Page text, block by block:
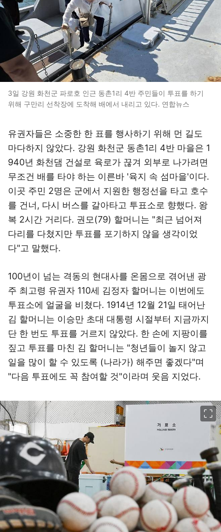
3일 강원 화천군 파로호 인근 동촌1리 4반 주민들이 투표를 하기
위해 구만리 선착장에 도착해 배에서 내리고 있다. 연합뉴스
유권자들은 소중한 한 표를 행사하기 위해 먼 길도
마다하지 않았다. 강원 화천군 동촌1리 4반 마을은 1
940년 화천댐 건설로 육로가 끊겨 외부로 나가려면
무조건 배를 타야 하는 이른바 '육지 속 섬마을'이다.
이곳 주민 2명은 군에서 지원한 행정선을 타고 호수
를 건너, 다시 버스를 갈아타고 투표소로 향했다. 왕
복 2시간 거리다. 권모(79) 할머니는 "최근 넘어져
다리를 다쳤지만 투표를 포기하지 않을 생각이었
다"고 말했다.
100년이 넘는 격동의 현대사를 온몸으로 겪어낸 광
주 최고령 유권자 110세 김정자 할머니는 이번에도
투표소에 얼굴을 비쳤다. 1914년 12월 21일 태어난
김 할머니는 이승만 초대 대통령 시절부터 지금까지
단 한 번도 투표를 거르지 않았다. 한 손에 지팡이를
짚고 투표를 마친 김 할머니는 "청년들이 놀지 않고
일을 많이 할 수 있도록 (나라가) 해주면 좋겠다"며
"다음 투표에도 꼭 참여할 것"이라며 웃음 지었다.